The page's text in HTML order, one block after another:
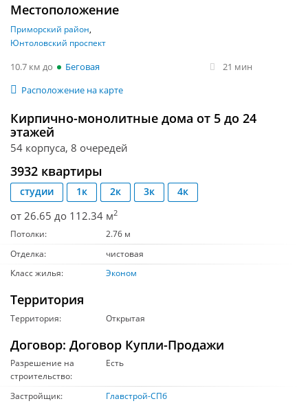
Местоположение
Приморский район
Юнтоловский проспект
10.7 км Беговая
21 мин
Расположение на карте
Кирпично-монолитные дома от 5 до 24
этажей
54 корпуса, 8 очередей
3932 квартиры
студии 1к 2к 3к 4к
от 26.65 до 112.34 м2
Потолки:
2.76 м
Отделка:
чистовая
Класс жилья:
Эконом
Территория
Территория: Открытая
Договор: Договор Купли-Продажи
Разрешение на
строительство:
Есть
Застройщик: Главстрой-СПб